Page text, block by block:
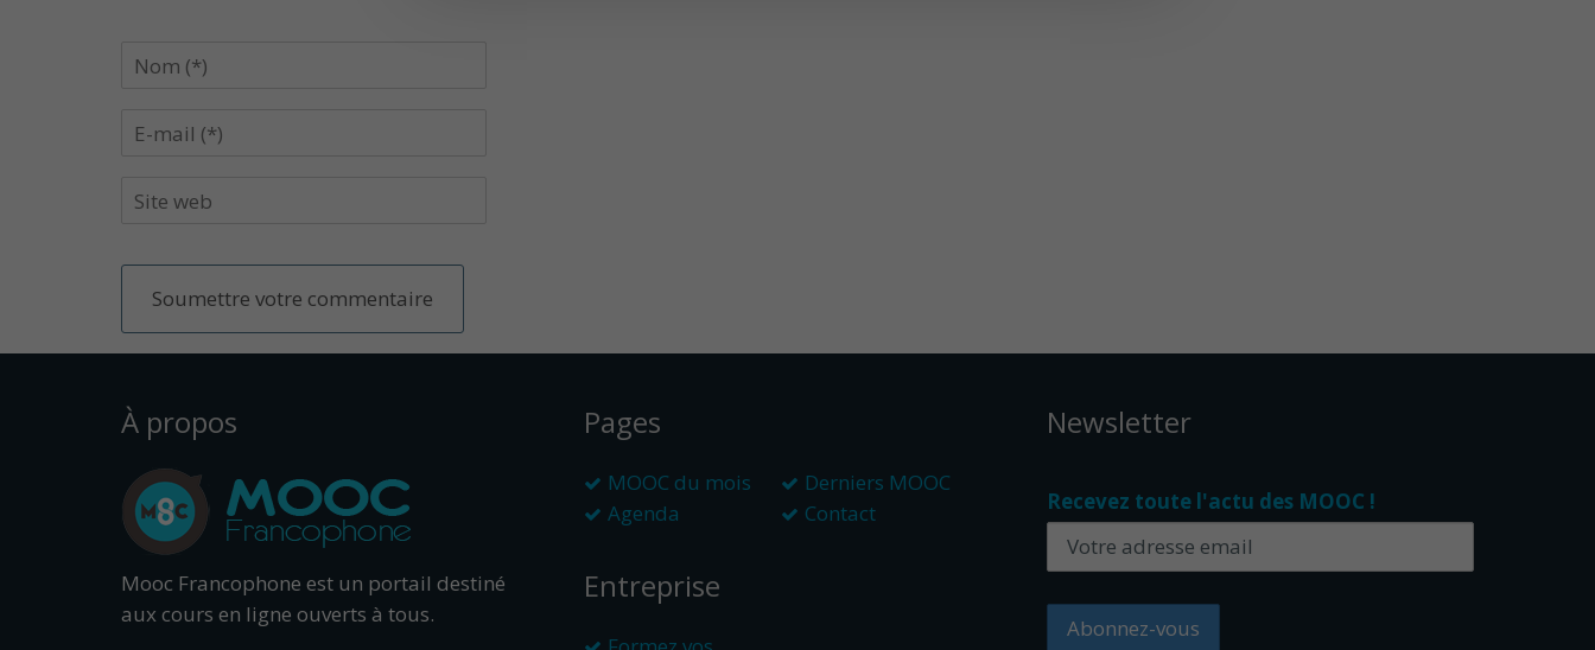
À propos
Mooc Francophone est un portail destiné
aux cours en ligne ouverts à tous.
Pages
MOOC du mois
Derniers MOOC
Agenda
Contact
Entreprise
Newsletter
Recevez toute l'actu des MOOC !